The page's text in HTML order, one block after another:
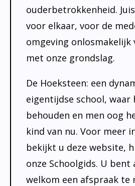
ouderbetrokkenheid.
voor elkaar, voor de
omgeving onlosmakelijk
met onze grondslag.
De Hoeksteen: een
eigentijdse school, waar
behouden en men oog
kind van nu. Voor meer
bekijkt u deze website,
onze Schoolgids. U
welkom een afspraak te